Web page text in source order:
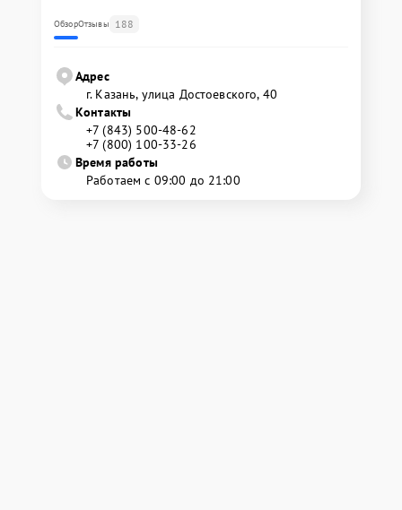
ОбзорОтзывы 188
Адрес
г. Казань, улица Достоевского, 40
Контакты
+7 (843) 500-48-62
+7 (800) 100-33-26
Время работы
Работаем с 09:00 до 21:00